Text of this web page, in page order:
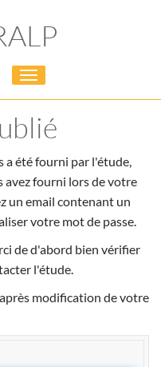
Toggle
navigation
a été fourni par l'étude,
avez fourni lors de votre
un email contenant un
votre mot de passe.
de d'abord bien vérifier
l'étude.
modification de votre